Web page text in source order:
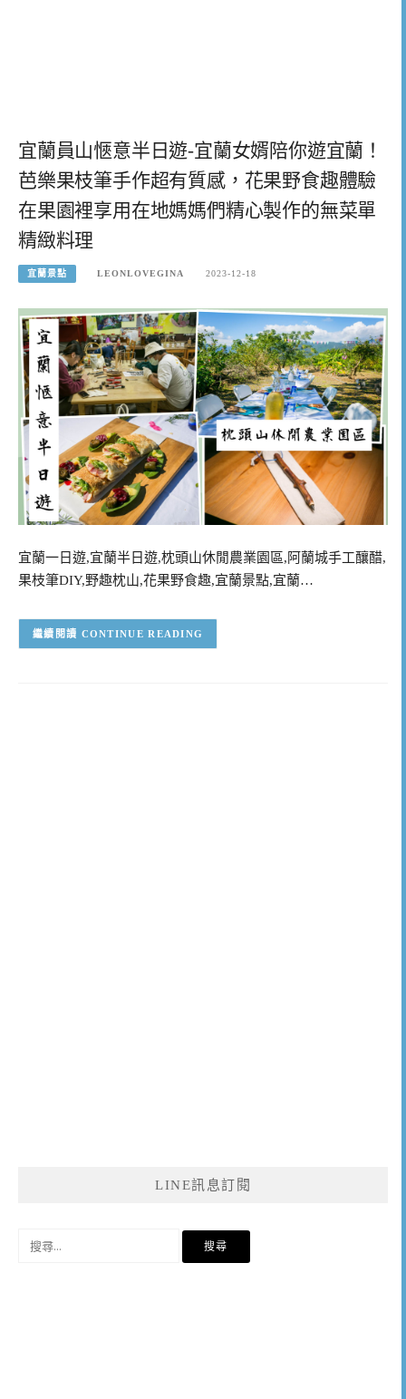
宜蘭員山愜意半日遊-宜蘭女婿陪你遊宜蘭！
芭樂果枝筆手作超有質感，花果野食趣體驗
在果園裡享用在地媽媽們精心製作的無菜單
精緻料理
宜蘭景點 LEONLOVEGINA 2023-12-18
宜蘭一日遊,宜蘭半日遊,枕頭山休閒農業園區,阿蘭城手工釀醋,
果枝筆DIY,野趣枕山,花果野食趣,宜蘭景點,宜蘭…
CONTINUE READING
LINE訊息訂閱